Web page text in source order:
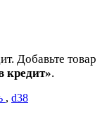
Добавьте товар
кредит».
, d38